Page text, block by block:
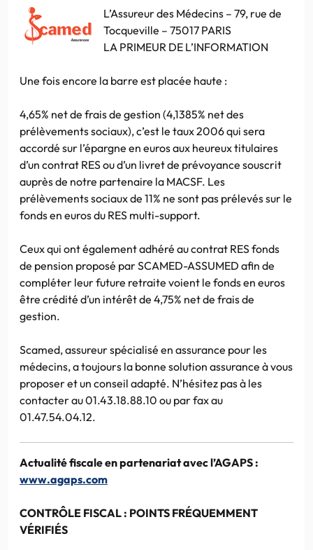
L’Assureur des Médecins – 79, rue de
Tocqueville – 75017 PARIS
LA PRIMEUR DE L’INFORMATION
Une fois encore la barre est placée haute :
4,65% net de frais de gestion (4,1385% net des
prélèvements sociaux), c’est le taux 2006 qui sera
accordé sur l’épargne en euros aux heureux titulaires
d’un contrat RES ou d’un livret de prévoyance souscrit
auprès de notre partenaire la MACSF. Les
prélèvements sociaux de 11% ne sont pas prélevés sur le
fonds en euros du RES multi-support.
Ceux qui ont également adhéré au contrat RES fonds
de pension proposé par SCAMED-ASSUMED afin de
compléter leur future retraite voient le fonds en euros
être crédité d’un intérêt de 4,75% net de frais de
gestion.
Scamed, assureur spécialisé en assurance pour les
médecins, a toujours la bonne solution assurance à vous
proposer et un conseil adapté. N’hésitez pas à les
contacter au 01.43.18.88.10 ou par fax au
01.47.54.04.12.
Actualité fiscale en partenariat avec l’AGAPS :
www.agaps.com
CONTRÔLE FISCAL : POINTS FRÉQUEMMENT
VÉRIFIÉS